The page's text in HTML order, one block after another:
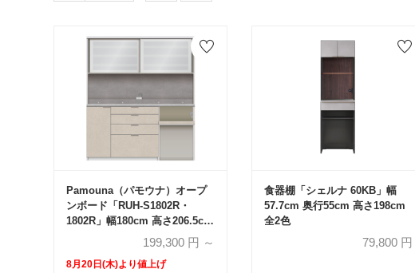
Pamouna（パモウナ）オープ
ンボード「RUH-S1802R・
1802R」幅180cm 高さ206.5cm
奥行2サイズ（44.5cm・
50cm）下台オープンタイプ 全
4色
199,300円 ～
8月20日(木)より値上げ
食器棚「シェルナ 60KB」幅
57.7cm 奥行55cm 高さ198cm
全2色
79,800円